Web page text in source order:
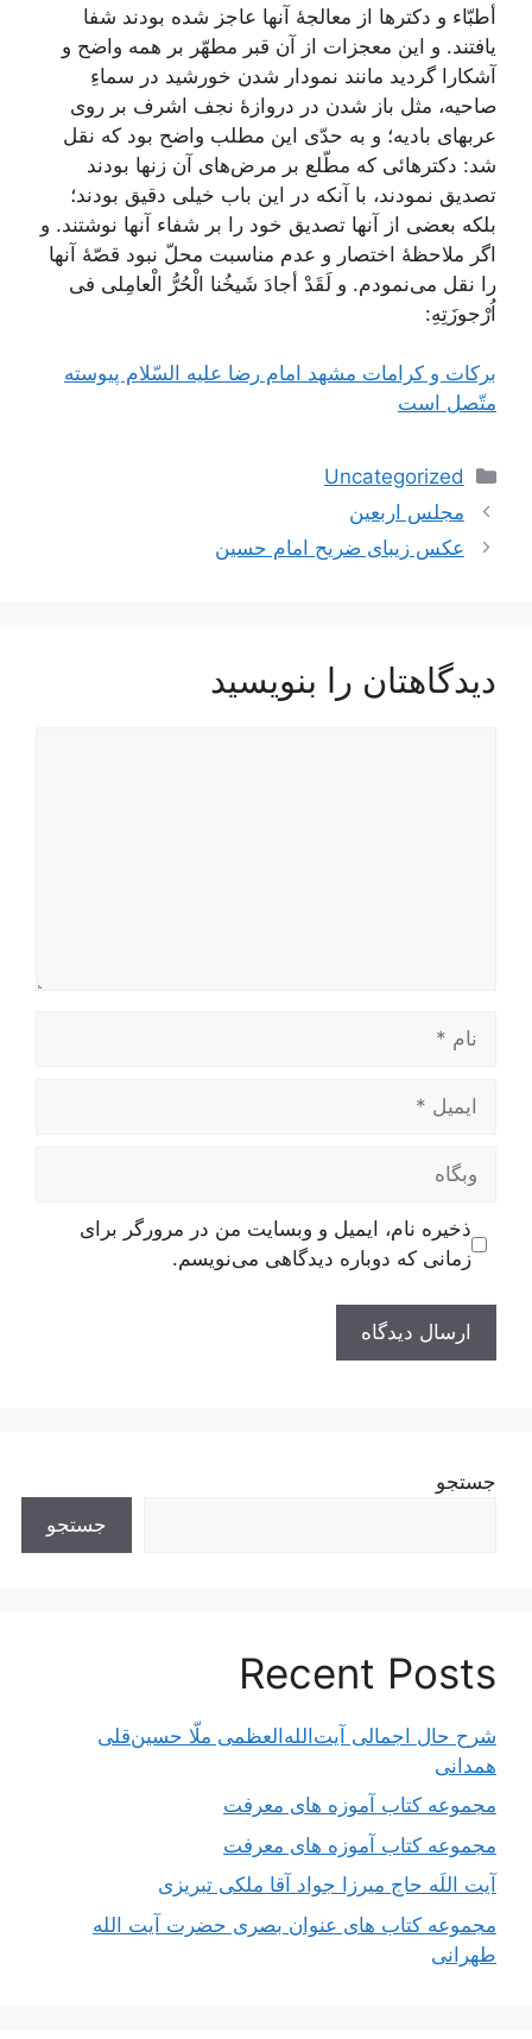
أطبّاء و دکترها از معالجۀ آنها عاجز شده‌ بودند شفا
یافتند. و این‌ معجزات‌ از آن‌ قبر مطهّر بر همه‌ واضح‌ و
آشکارا گردید مانند نمودار شدن‌ خورشید در سماءِ
صاحیه‌، مثل‌ باز شدن‌ در دروازۀ نجف‌ اشرف‌ بر روی‌
عربهای‌ بادیه‌؛ و به‌ حدّی‌ این‌ مطلب‌ واضح‌ بود که‌ نقل‌
شد: دکترهائی‌ که‌ مطّلع‌ بر مرض‌های‌ آن‌ زنها بودند
تصدیق‌ نمودند، با آنکه‌ در این‌ باب‌ خیلی‌ دقیق‌ بودند؛
بلکه‌ بعضی‌ از آنها تصدیق‌ خود را بر شفاء آنها نوشتند. و
اگر ملاحظۀ اختصار و عدم‌ مناسبت‌ محلّ نبود قصّۀ آنها
را نقل‌ می‌نمودم‌. و لَقَدْ أجادَ شَیخُنا الْحُرُّ الْعامِلی فی‌
اُرْجوزَتِهِ:
بركات‌ و كرامات‌ مشهد امام‌ رضا عليه‌ السّلام‌ پيوسته‌
متّصل‌ است‌
دسته‌ها
Uncategorized
ناوبری
نوشته‌ها
مجلس اربعین
عکس زیبای ضریح امام حسین
دیدگاهتان را بنویسید
ایمیل
وبگاه
ذخیره نام، ایمیل و وبسایت من در مرورگر برای
زمانی که دوباره دیدگاهی می‌نویسم.
جستجو
جستجو
Recent Posts
شرح حال اجمالی آیت‌الله‌العظمی ملّا حسین‌قلی
همدانی
مجموعه کتاب آموزه های معرفت
مجموعه کتاب آموزه های معرفت
آیت اللَه حاج میرزا جواد آقا ملکی تبریزی
مجموعه کتاب های عنوان بصری حضرت آیت الله
طهرانی